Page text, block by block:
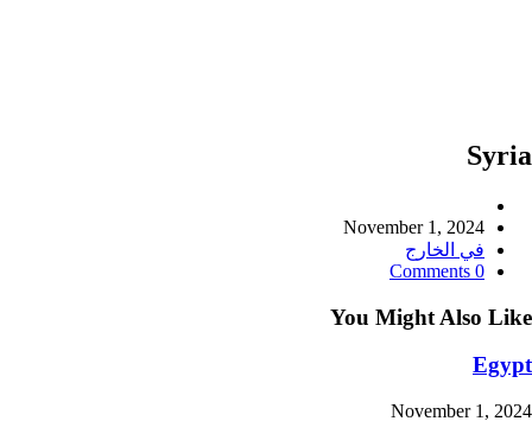
November 1,
الخارج
You Might
November